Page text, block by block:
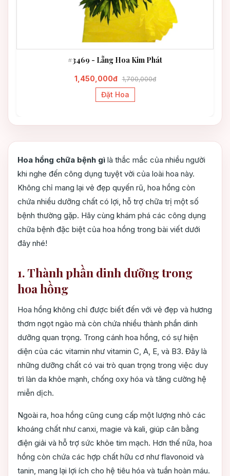
#3469 - Lẵng Hoa Kim Phát
1,450,000đ 1,700,000đ
Đặt Hoa
Hoa hồng chữa bệnh gì là thắc mắc của nhiều người
khi nghe đến công dụng tuyệt vời của loài hoa này.
Không chỉ mang lại vẻ đẹp quyến rũ, hoa hồng còn
chứa nhiều dưỡng chất có lợi, hỗ trợ chữa trị một số
bệnh thường gặp. Hãy cùng khám phá các công dụng
chữa bệnh đặc biệt của hoa hồng trong bài viết dưới
đây nhé!
1. Thành phần dinh dưỡng trong
hoa hồng
Hoa hồng không chỉ được biết đến với vẻ đẹp và hương
thơm ngọt ngào mà còn chứa nhiều thành phần dinh
dưỡng quan trọng. Trong cánh hoa hồng, có sự hiện
diện của các vitamin như vitamin C, A, E, và B3. Đây là
những dưỡng chất có vai trò quan trọng trong việc duy
trì làn da khỏe mạnh, chống oxy hóa và tăng cường hệ
miễn dịch.
Ngoài ra, hoa hồng cũng cung cấp một lượng nhỏ các
khoáng chất như canxi, magie và kali, giúp cân bằng
điện giải và hỗ trợ sức khỏe tim mạch. Hơn thế nữa, hoa
hồng còn chứa các hợp chất hữu cơ như flavonoid và
tanin, mang lại lợi ích cho hệ tiêu hóa và tuần hoàn máu.